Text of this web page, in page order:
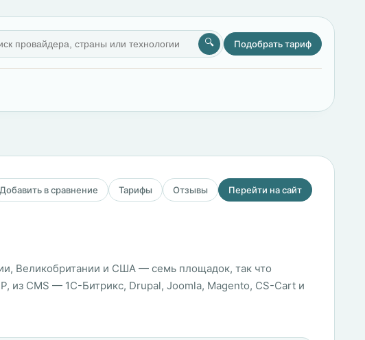
🔍 Подобрать тариф
Добавить в сравнение Тарифы Отзывы Перейти на сайт
Великобритании и США — семь площадок, так что
из CMS — 1С-Битрикс, Drupal, Joomla, Magento, CS-Cart и